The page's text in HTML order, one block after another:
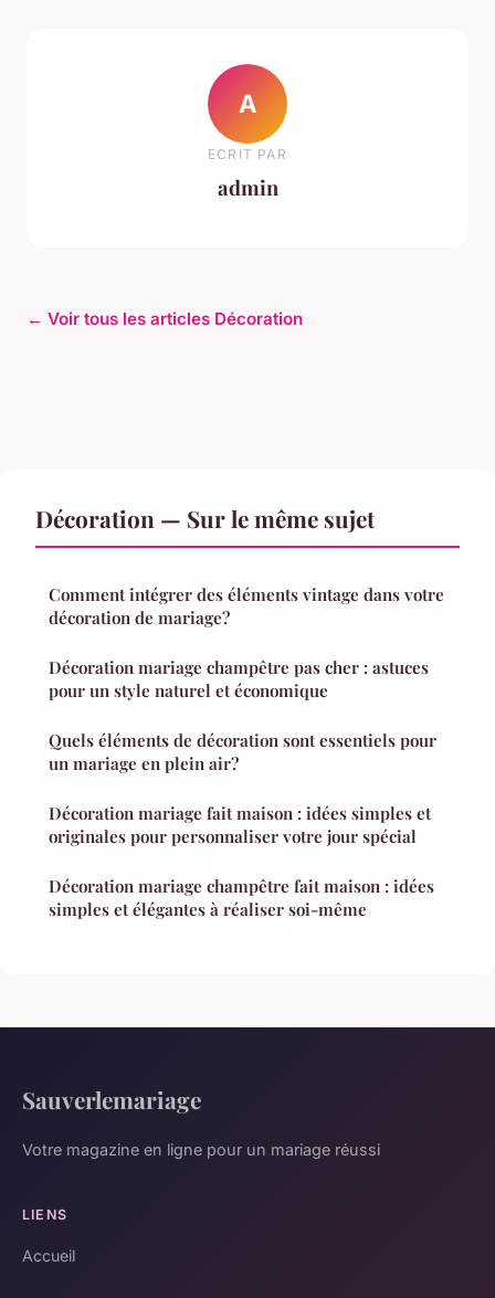
A
ECRIT PAR
admin
← Voir tous les articles Décoration
Décoration — Sur le même sujet
Comment intégrer des éléments vintage dans votre
décoration de mariage?
Décoration mariage champêtre pas cher : astuces
pour un style naturel et économique
Quels éléments de décoration sont essentiels pour
un mariage en plein air?
Décoration mariage fait maison : idées simples et
originales pour personnaliser votre jour spécial
Décoration mariage champêtre fait maison : idées
simples et élégantes à réaliser soi-même
Sauverlemariage
Votre magazine en ligne pour un mariage réussi
LIENS
Accueil